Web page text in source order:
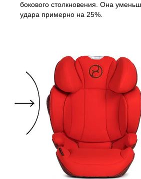
бокового столкновения. Она
удара примерно на 25%.